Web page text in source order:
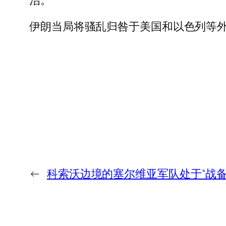
伊朗当局将骚乱归咎于美国和以色列等外
← 科索沃边境的塞尔维亚军队处于“战